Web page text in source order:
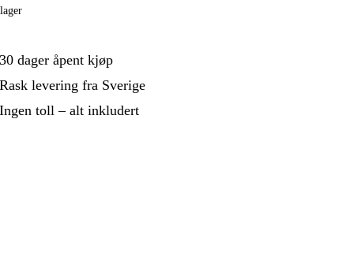
30 dager åpent kjøp
Rask levering fra Sverige
Ingen toll – alt inkludert